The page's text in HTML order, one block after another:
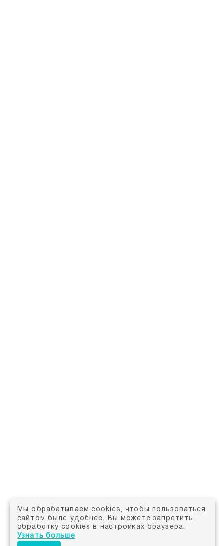
Мы обрабатываем cookies, чтобы пользоваться
сайтом было удобнее. Вы можете запретить
обработку cookies в настройках браузера.
Узнать больше